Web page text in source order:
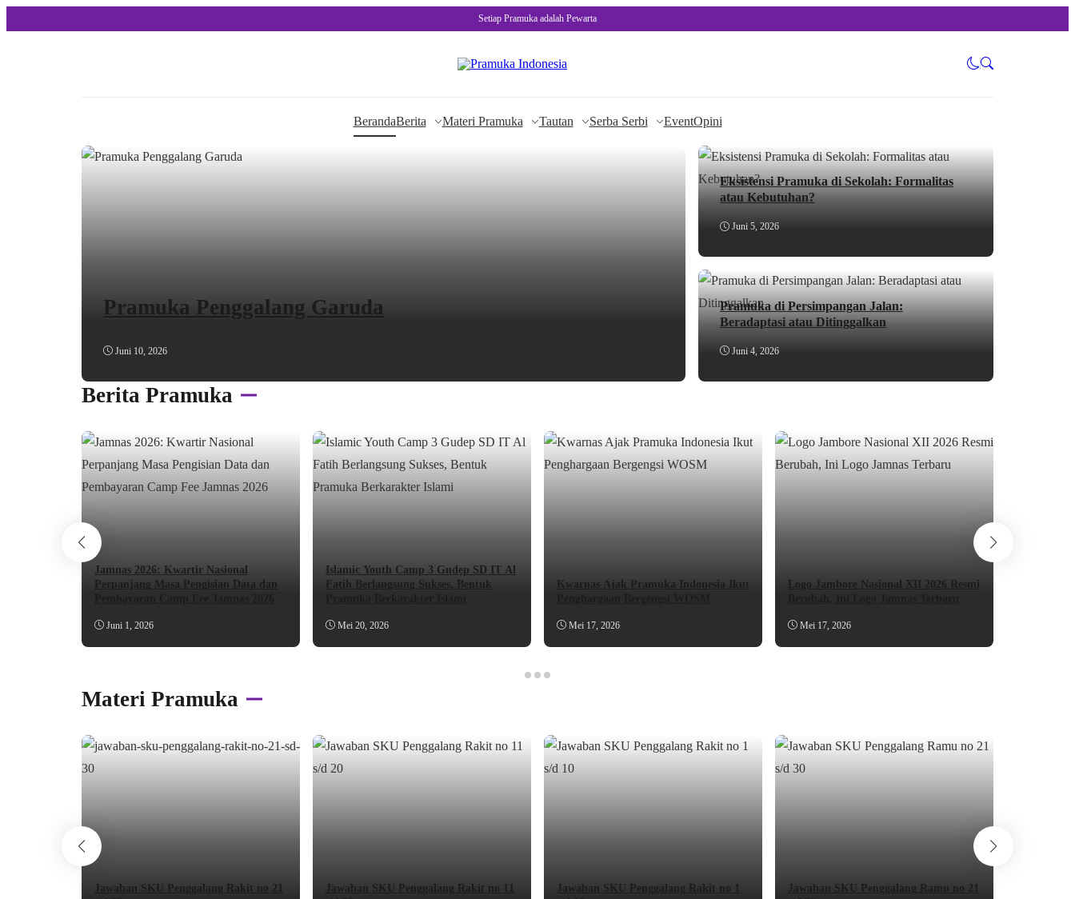
Setiap Pramuka adalah Pewarta
BerandaBerita Materi Pramuka Tautan Serba Serbi EventOpini
Pramuka Penggalang Garuda
Juni 10, 2026
Eksistensi Pramuka di Sekolah: Formalitas
atau Kebutuhan?
Juni 5, 2026
Pramuka di Persimpangan Jalan:
Beradaptasi atau Ditinggalkan
Juni 4, 2026
Berita Pramuka
Jamnas 2026: Kwartir Nasional
Perpanjang Masa Pengisian Data dan
Juni 1, 2026
Islamic Youth Camp 3 Gudep SD IT Al
Fatih Berlangsung Sukses, Bentuk
Mei 20, 2026
Kwarnas Ajak Pramuka Indonesia Ikut
Mei 17, 2026
Logo Jambore Nasional XII 2026 Resmi
Mei 17, 2026
Materi Pramuka
Jawaban SKU Penggalang Rakit no 21
Jawaban SKU Penggalang Rakit no 11
Jawaban SKU Penggalang Rakit no 1
Jawaban SKU Penggalang Ramu no 21